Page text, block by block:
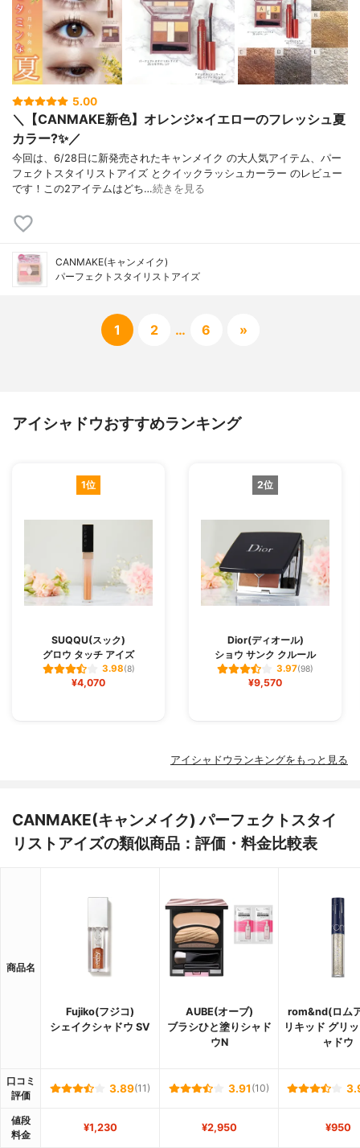
5.00
＼【CANMAKE新色】オレンジ×イエローのフレッシュ夏
カラー?✨／
今回は、6/28日に新発売されたキャンメイク の大人気アイテム、パー
フェクトスタイリストアイズ とクイックラッシュカーラー のレビュー
です！この2アイテムはどち…続きを見る
CANMAKE(キャンメイク)
パーフェクトスタイリストアイズ
1 2 … 6 »
アイシャドウおすすめランキング
1位
SUQQU(スック)
グロウ タッチ アイズ
3.98(8)
¥4,070
2位
Dior(ディオール)
ショウ サンク クルール
3.97(98)
¥9,570
アイシャドウランキングをもっと見る
CANMAKE(キャンメイク) パーフェクトスタイ
リストアイズの類似商品：評価・料金比較表
商品名
Fujiko(フジコ)
シェイクシャドウ SV
AUBE(オーブ)
ブラシひと塗りシャド
ウN
rom&nd(ロム
リキッド グリ
ャドウ
口コミ
評価
3.89(11) 3.91 (10)
値段
料金
¥1,230 ¥2,950 ¥950